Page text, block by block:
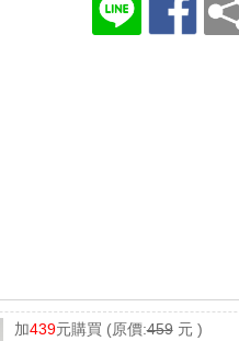
加439元購買 (原價:459元 )